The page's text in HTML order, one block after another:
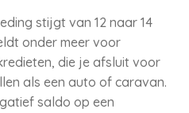
stijgt van 12 naar 14
onder meer voor
die je afsluit voor
als een auto of caravan.
saldo op een